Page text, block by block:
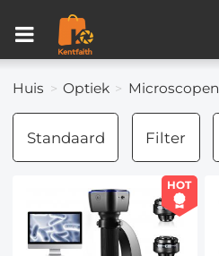
Huis Optiek Microscopen
Standaard Filter
HOT